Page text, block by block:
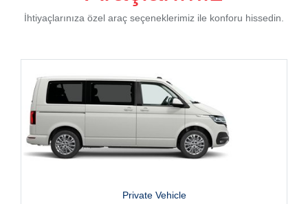
İhtiyaçlarınıza özel araç seçeneklerimiz ile konforu hissedin.
Private Vehicle